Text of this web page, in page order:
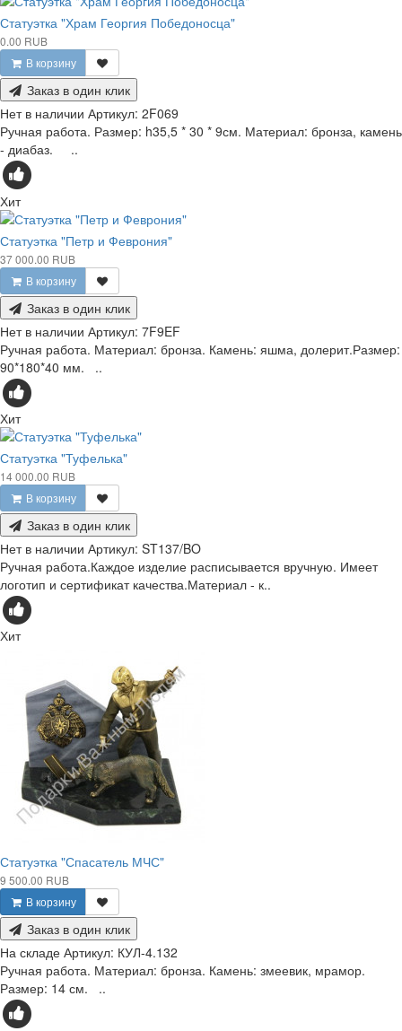
Статуэтка "Храм Георгия Победоносца"
0.00 RUB
В корзину
Заказ в один клик
Нет в наличии Артикул: 2F069
Ручная работа. Размер: h35,5 * 30 * 9см. Материал: бронза, камень
- диабаз. ..
Хит
Статуэтка "Петр и Феврония"
37 000.00 RUB
В корзину
Заказ в один клик
Нет в наличии Артикул: 7F9EF
Ручная работа. Материал: бронза. Камень: яшма, долерит.Размер:
90*180*40 мм. ..
Хит
Статуэтка "Туфелька"
14 000.00 RUB
В корзину
Заказ в один клик
Нет в наличии Артикул: ST137/BO
Ручная работа.Каждое изделие расписывается вручную. Имеет
логотип и сертификат качества.Материал - к..
Хит
Статуэтка "Спасатель МЧС"
9 500.00 RUB
В корзину
Заказ в один клик
На складе Артикул: КУЛ-4.132
Ручная работа. Материал: бронза. Камень: змеевик, мрамор.
Размер: 14 см. ..